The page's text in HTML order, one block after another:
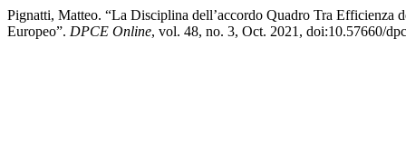
Pignatti, Matteo. “La Disciplina dell’accordo Quadro Tra
Europeo”. DPCE Online, vol. 48, no. 3, Oct. 2021, doi:10.57660/